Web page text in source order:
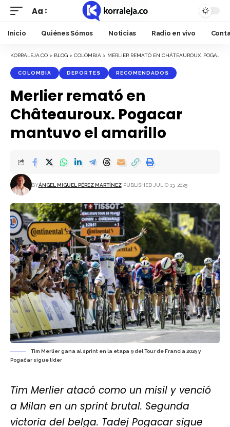
Font
Resizer
Aa
Inicio Quiénes Sómos Noticias Radio en vivo
KORRALEJA.CO > BLOG > COLOMBIA > MERLIER REMATÓ EN CHÂTEAUROUX. POGACAR MANTUVO EL AMARILLO
COLOMBIA DEPORTES RECOMENDADOS
Merlier remató en
Châteauroux. Pogacar
mantuvo el amarillo
BYÁNGEL MIGUEL PÉREZ MARTÍNEZ PUBLISHED JULIO 13, 2025
Tim Merlier gana al sprint en la etapa 9 del Tour de Francia 2025 y
Pogačar sigue líder
Tim Merlier atacó como un misil y venció
a Milan en un sprint brutal. Segunda
victoria del belga. Tadej Pogacar sigue